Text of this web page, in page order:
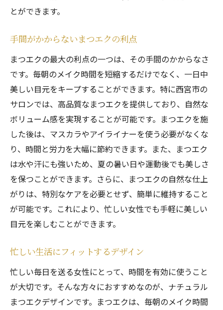
とができます。
手間がかからないまつエクの利点
まつエクの最大の利点の一つは、その手間のかからなさ
です。毎朝のメイク時間を短縮するだけでなく、一日中
美しい目元をキープすることができます。特に西宮市の
サロンでは、高品質なまつエクを提供しており、自然な
ボリューム感を実現することが可能です。まつエクを施
した後は、マスカラやアイライナーを使う必要がなくな
り、時間と労力を大幅に節約できます。また、まつエク
は水や汗にも強いため、夏の暑い日や運動後でも美しさ
を保つことができます。さらに、まつエクの自然な仕上
がりは、特別なケアを必要とせず、簡単に維持すること
が可能です。これにより、忙しい女性でも手軽に美しい
目元を楽しむことができます。
忙しい生活にフィットするデザイン
忙しい毎日を送る女性にとって、時間を有効に使うこと
が大切です。そんな方々におすすめなのが、ナチュラル
まつエクデザインです。まつエクは、毎朝のメイク時間